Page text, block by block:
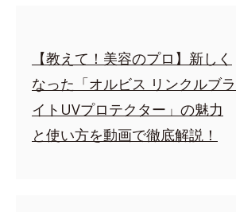
【教えて！美容のプロ】新しく
なった「オルビス リンクルブラ
イトUVプロテクター」の魅力
と使い方を動画で徹底解説！